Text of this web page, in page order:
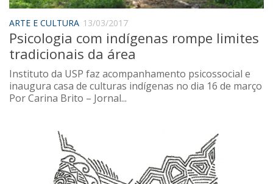
ARTE E CULTURA 13/03/2017
Psicologia com indígenas rompe limites
tradicionais da área
Instituto da USP faz acompanhamento psicossocial e
inaugura casa de culturas indígenas no dia 16 de março
Por Carina Brito – Jornal...